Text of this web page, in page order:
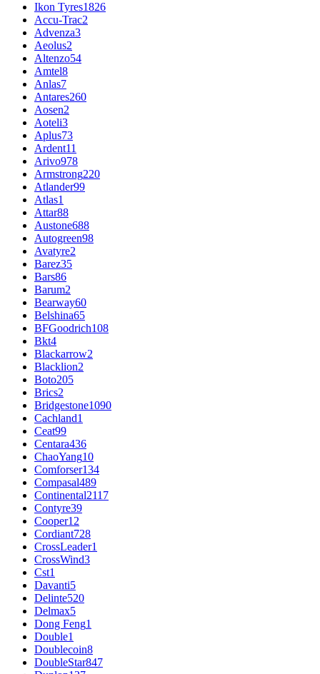
Ikon Tyres1826
Accu-Trac2
Advenza3
Aeolus2
Altenzo54
Amtel8
Anlas7
Antares260
Aosen2
Aoteli3
Aplus73
Ardent11
Arivo978
Armstrong220
Atlander99
Atlas1
Attar88
Austone688
Autogreen98
Avatyre2
Barez35
Bars86
Barum2
Bearway60
Belshina65
BFGoodrich108
Bkt4
Blackarrow2
Blacklion2
Boto205
Brics2
Bridgestone1090
Cachland1
Ceat99
Centara436
ChaoYang10
Comforser134
Compasal489
Continental2117
Contyre39
Cooper12
Cordiant728
CrossLeader1
CrossWind3
Cst1
Davanti5
Delinte520
Delmax5
Dong Feng1
Double1
Doublecoin8
DoubleStar847